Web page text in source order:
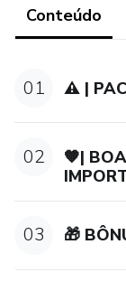
✅ Suporte
dúvidas e
Diga adeus ao
salto em direção
pacote
Conteúdo
01 ⚠️ |
02
🧡|
03 🎁